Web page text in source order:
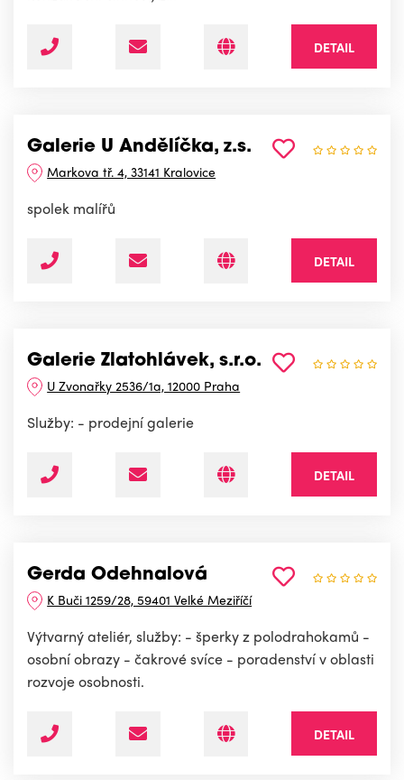
DETAIL
Galerie U Andělíčka, z.s.
Markova tř. 4, 33141 Kralovice
spolek malířů
DETAIL
Galerie Zlatohlávek, s.r.o.
U Zvonařky 2536/1a, 12000 Praha
Služby: - prodejní galerie
DETAIL
Gerda Odehnalová
K Buči 1259/28, 59401 Velké Meziříčí
Výtvarný ateliér, služby: - šperky z polodrahokamů -
osobní obrazy - čakrové svíce - poradenství v oblasti
rozvoje osobnosti.
DETAIL